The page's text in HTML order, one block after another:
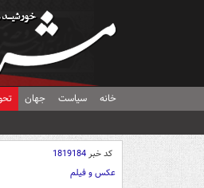
خانه سیاست جهان
کد خبر1819184
عکس و فیلم